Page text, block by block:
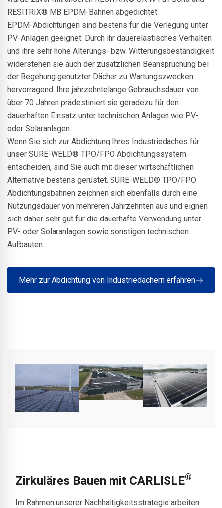
RESITRIX® MB EPDM-Bahnen abgedichtet.
EPDM-Abdichtungen sind bestens für die Verlegung unter
PV-Anlagen geeignet. Durch ihr dauerelastisches Verhalten
und ihre sehr hohe Alterungs- bzw. Witterungsbeständigkeit
widerstehen sie auch der zusätzlichen Beanspruchung bei
der Begehung genutzter Dächer zu Wartungszwecken
hervorragend. Ihre jahrzehntelange Gebrauchsdauer von
über 70 Jahren prädestiniert sie geradezu für den
dauerhaften Einsatz unter technischen Anlagen wie PV-
oder Solaranlagen.
Wenn Sie sich zur Abdichtung Ihres Industriedaches für
unser SURE-WELD® TPO/FPO Abdichtungssystem
entscheiden, sind Sie auch mit dieser wirtschaftlichen
Alternative bestens gerüstet. SURE-WELD® TPO/FPO
Abdichtungsbahnen zeichnen sich ebenfalls durch eine
Nutzungsdauer von mehreren Jahrzehnten aus und eignen
sich daher sehr gut für die dauerhafte Verwendung unter
PV- oder Solaranlagen sowie sonstigen technischen
Aufbauten.
Mehr zur Abdichtung von Industriedächern erfahren
Zirkuläres Bauen mit CARLISLE®
Im Rahmen unserer Nachhaltigkeitsstrategie arbeiten